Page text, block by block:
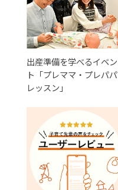
出産準備を学べるイベン
ト「プレママ・プレパパ
レッスン」